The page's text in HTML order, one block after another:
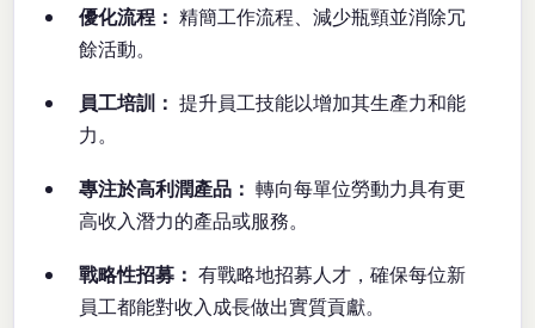
優化流程： 精簡工作流程、減少瓶頸並消除冗
餘活動。
員工培訓： 提升員工技能以增加其生產力和能
力。
專注於高利潤產品： 轉向每單位勞動力具有更
高收入潛力的產品或服務。
戰略性招募： 有戰略地招募人才，確保每位新
員工都能對收入成長做出實質貢獻。